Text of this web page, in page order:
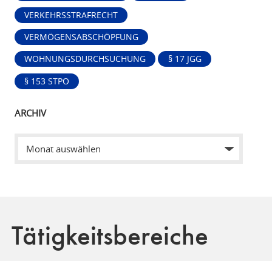
VERKEHRSSTRAFRECHT
VERMÖGENSABSCHÖPFUNG
WOHNUNGSDURCHSUCHUNG § 17 JGG
§ 153 STPO
ARCHIV
Tätigkeitsbereiche